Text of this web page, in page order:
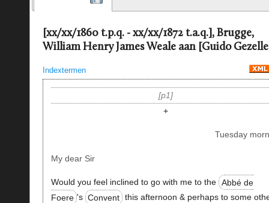
[xx/xx/1860 t.p.q. - xx/xx/1872 t.a.q.], Brugge,
William Henry James Weale aan [Guido
Indextermen
p1
+
Tuesday
My dear Sir
Would you feel inclined to go with me to the Abbé de
Foere 's Convent this afternoon & perhaps to some